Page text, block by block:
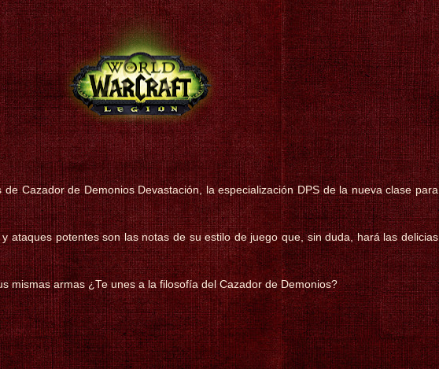
Cazador de Demonios Devastación, la especialización DPS de la nueva clase para
ataques potentes son las notas de su estilo de juego que, sin duda, hará las delicias
mismas armas ¿Te unes a la filosofía del Cazador de Demonios?